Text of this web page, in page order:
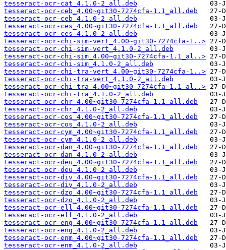
tesseract-ocr-cat_4.1.0-2_all.deb
tesseract-ocr-ceb_4.00~git30-7274cfa-1.1_all.deb
tesseract-ocr-ceb_4.1.0-2_all.deb
tesseract-ocr-ces_4.00~git30-7274cfa-1.1_all.deb
tesseract-ocr-ces_4.1.0-2_all.deb
tesseract-ocr-chi-sim-vert_4.00~git30-7274cfa-1..>
tesseract-ocr-chi-sim-vert_4.1.0-2_all.deb
tesseract-ocr-chi-sim_4.00~git30-7274cfa-1.1_al..>
tesseract-ocr-chi-sim_4.1.0-2_all.deb
tesseract-ocr-chi-tra-vert_4.00~git30-7274cfa-1..>
tesseract-ocr-chi-tra-vert_4.1.0-2_all.deb
tesseract-ocr-chi-tra_4.00~git30-7274cfa-1.1_al..>
tesseract-ocr-chi-tra_4.1.0-2_all.deb
tesseract-ocr-chr_4.00~git30-7274cfa-1.1_all.deb
tesseract-ocr-chr_4.1.0-2_all.deb
tesseract-ocr-cos_4.00~git30-7274cfa-1.1_all.deb
tesseract-ocr-cos_4.1.0-2_all.deb
tesseract-ocr-cym_4.00~git30-7274cfa-1.1_all.deb
tesseract-ocr-cym_4.1.0-2_all.deb
tesseract-ocr-dan_4.00~git30-7274cfa-1.1_all.deb
tesseract-ocr-dan_4.1.0-2_all.deb
tesseract-ocr-deu_4.00~git30-7274cfa-1.1_all.deb
tesseract-ocr-deu_4.1.0-2_all.deb
tesseract-ocr-div_4.00~git30-7274cfa-1.1_all.deb
tesseract-ocr-div_4.1.0-2_all.deb
tesseract-ocr-dzo_4.00~git30-7274cfa-1.1_all.deb
tesseract-ocr-dzo_4.1.0-2_all.deb
tesseract-ocr-ell_4.00~git30-7274cfa-1.1_all.deb
tesseract-ocr-ell_4.1.0-2_all.deb
tesseract-ocr-eng_4.00~git30-7274cfa-1.1_all.deb
tesseract-ocr-eng_4.1.0-2_all.deb
tesseract-ocr-enm_4.00~git30-7274cfa-1.1_all.deb
tesseract-ocr-enm_4.1.0-2_all.deb